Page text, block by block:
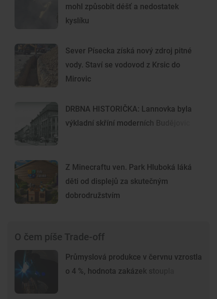
mohl způsobit déšť a nedostatek
kyslíku
Sever Písecka získá nový zdroj pitné
vody. Staví se vodovod z Krsic do
Mirovic
DRBNA HISTORIČKA: Lannovka byla
výkladní skříní moderních Budějovic
Z Minecraftu ven. Park Hluboká láká
děti od displejů za skutečným
dobrodružstvím
O čem píše Trade-off
Průmyslová produkce v červnu vzrostla
o 4 %, hodnota zakázek stoupla